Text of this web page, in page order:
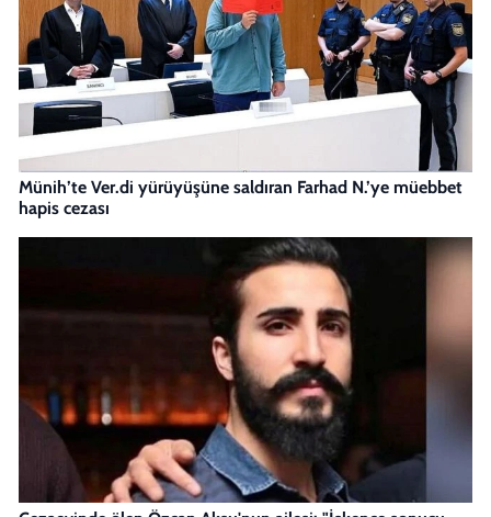
Münih’te Ver.di yürüyüşüne saldıran Farhad N.’ye müebbet
hapis cezası